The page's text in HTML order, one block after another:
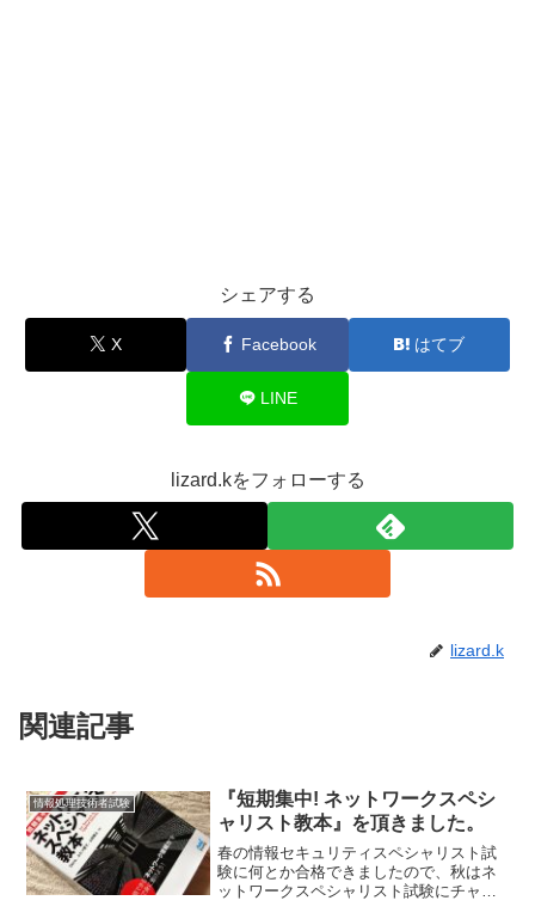
シェアする
X Facebook はてブ
LINE
lizard.kをフォローする
lizard.k
関連記事
情報処理技術者試験
『短期集中! ネットワークスペシ
ャリスト教本』を頂きました。
春の情報セキュリティスペシャリスト試
験に何とか合格できましたので、秋はネ
ットワークスペシャリスト試験にチャレ